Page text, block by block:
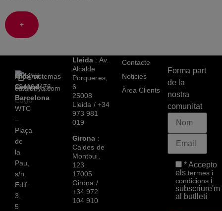
+
Oficina
Central
Barcelona
WTC
–
Plaça
de
la
Pau,
s/n.
Edif.
3,
5
+34
934191476
info@sistemas-
catalunya.com
Lleida : Av.
Alcalde
Porqueres,
6
25008
Lleida / +34
973 981
019
Girona :
Caldes de
Montbui,
123
17005
Girona /
+34 972
104 910
Contacte
Noticies
Àrea Clients
Forma part
de la
nostra
comunitat
* Accepto
els termes i
condicionsi
subscriure'm
al butlletí